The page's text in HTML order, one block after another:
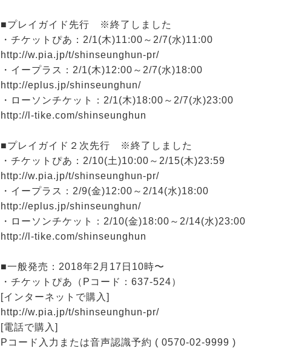
■プレイガイド先行 ※終了しました
・チケットぴあ：2/1(木)11:00～2/7(水)11:00
http://w.pia.jp/t/shinseunghun-pr/
・イープラス：2/1(木)12:00～2/7(水)18:00
http://eplus.jp/shinseunghun/
・ローソンチケット：2/1(木)18:00～2/7(水)23:00
http://l-tike.com/shinseunghun
■プレイガイド２次先行 ※終了しました
・チケットぴあ：2/10(土)10:00～2/15(木)23:59
http://w.pia.jp/t/shinseunghun-pr/
・イープラス：2/9(金)12:00～2/14(水)18:00
http://eplus.jp/shinseunghun/
・ローソンチケット：2/10(金)18:00～2/14(水)23:00
http://l-tike.com/shinseunghun
■一般発売：2018年2月17日10時〜
・チケットぴあ（Pコード：637-524）
[インターネットで購入]
http://w.pia.jp/t/shinseunghun-pr/
[電話で購入]
Pコード入力または音声認識予約 ( 0570-02-9999 )